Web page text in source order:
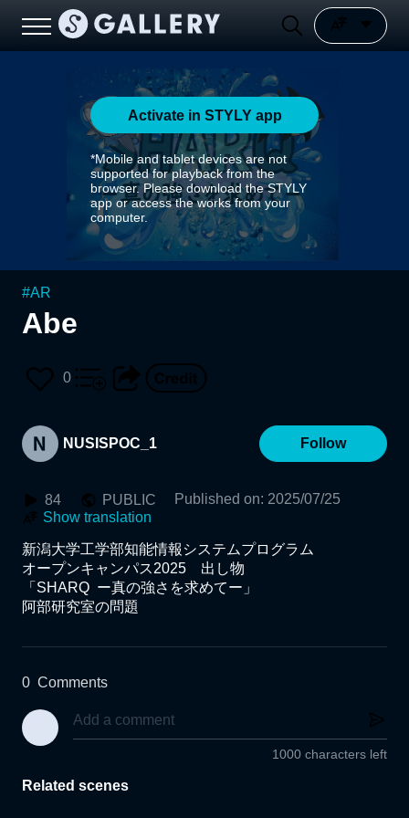
Activate in STYLY app
*Mobile and tablet devices are not
supported for playback from the
browser. Please download the STYLY
app or access the works from your
computer.
#AR
Abe
0
NUSISPOC_1 Follow
84 PUBLIC Published on: 2025/07/25
Show translation
新潟大学工学部知能情報システムプログラム
オープンキャンパス2025　出し物
「SHARQ  ー真の強さを求めてー」
阿部研究室の問題
0 Comments
1000 characters left
Related scenes